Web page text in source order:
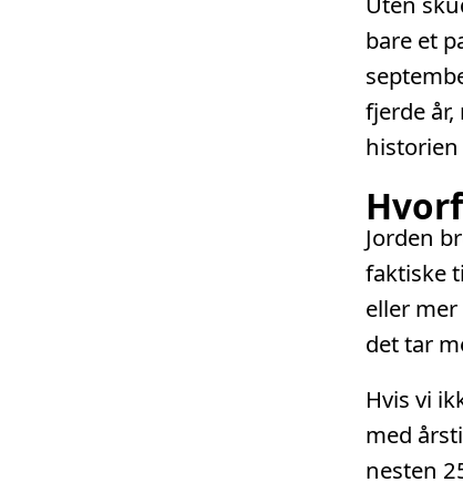
bare et
fjerde
historien
Jorden
faktiske
eller
det tar
Hvis vi
med
nesten